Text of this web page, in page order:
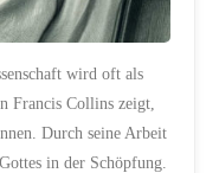
wird oft als
Francis Collins zeigt,
Durch seine Arbeit
in der Schöpfung.